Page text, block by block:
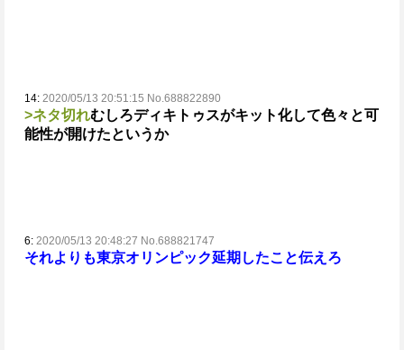
14: 2020/05/13 20:51:15 No.688822890
>ネタ切れむしろディキトゥスがキット化して色々と可
能性が開けたというか
6: 2020/05/13 20:48:27 No.688821747
それよりも東京オリンピック延期したこと伝えろ